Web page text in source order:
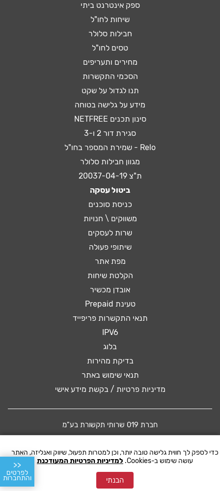
ספק אינטרנט ביתי
שיחות לחו"ל
חבילות סלולר
טסים לחו"ל
מחירים ותעריפים
הסכמי התקשרות
תנו לגדול על שקט
מידע על גלישה בטוחה
סינון תכנים NETFREE
סגירת דור 2 ו-3
Relo - שמירת המספר בחו"ל
מגוון חבילות סלולר
ת"צ 20037-04-19
ביטול עסקה
כניסת סוכנים
משווקים \ חנויות
שרות לעסקים
שיתופי פעולה
מפת אתר
הקלטת שיחות
אובדן מכשיר
טעינת Prepaid
תנאי התקשרות פריפייד
IPV6
בלוג
בדיקת מהירות
תנאי שימוש באתר
מדיניות פרטיות / בקשת מידע אישי
חברת 019 שרותי תקשורת בע"מ
© 2016 019 MOBILE. All rights reserved
<<
לפרטים
והתחברות
כדי לספק לך חווית גלישה טובה יותר, וכן למטרות תפעול, שיווק ואנליזה, האתר
עושה שימוש ב-Cookies.
למדיניות הפרטיות המעודכנת
הבנתי